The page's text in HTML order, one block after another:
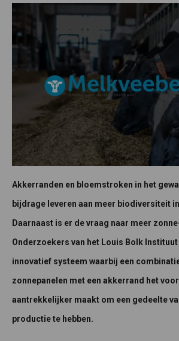
Akkerranden en bloemstroken in het
bijdrage leveren aan meer biodiversiteit
Daarnaast is er de vraag naar meer
Onderzoekers van het Louis Bolk Instituut
innovatief systeem waarbij een
zonnepanelen met een akkerrand het
aantrekkelijker maakt om een gedeelte
productie te hebben.